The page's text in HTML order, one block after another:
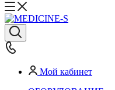
Мой кабинет